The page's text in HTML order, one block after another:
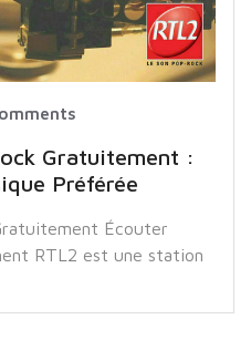
Gratuitement :
Préférée
Écouter
RTL2 est une station